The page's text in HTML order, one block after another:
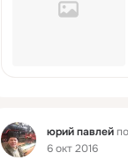
Фид юрий павлей
6 окт 2016